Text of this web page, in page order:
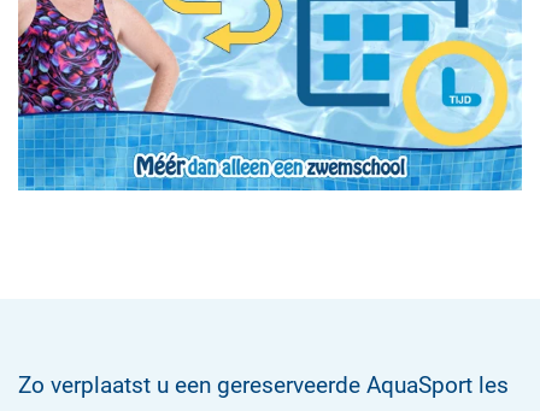
Zo verplaatst u een gereserveerde AquaSport les